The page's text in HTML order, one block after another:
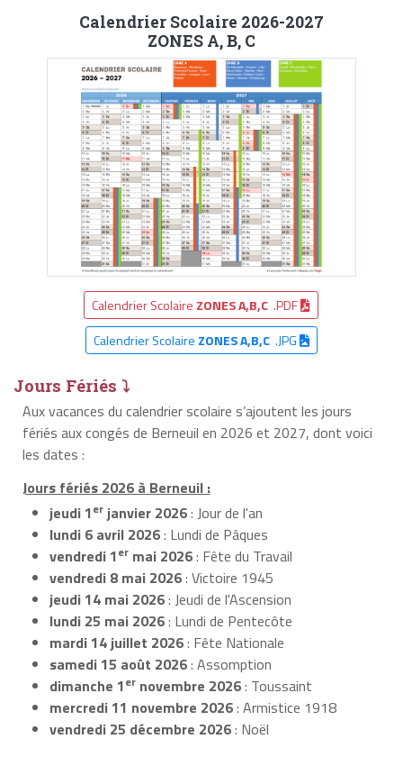
Calendrier Scolaire 2026-2027
ZONES A, B, C
Calendrier Scolaire ZONES A,B,C .PDF
Calendrier Scolaire ZONES A,B,C.JPG
Jours Fériés ⤵
Aux vacances du calendrier scolaire s’ajoutent les jours
fériés aux congés de Berneuil en 2026 et 2027, dont voici
les dates :
Jours fériés 2026 à Berneuil :
jeudi 1er janvier 2026: Jour de l'an
lundi 6 avril 2026: Lundi de Pâques
vendredi 1er mai 2026: Fête du Travail
vendredi 8 mai 2026: Victoire 1945
jeudi 14 mai 2026: Jeudi de l'Ascension
lundi 25 mai 2026: Lundi de Pentecôte
mardi 14 juillet 2026: Fête Nationale
samedi 15 août 2026: Assomption
dimanche 1er novembre 2026: Toussaint
mercredi 11 novembre 2026: Armistice 1918
vendredi 25 décembre 2026: Noël